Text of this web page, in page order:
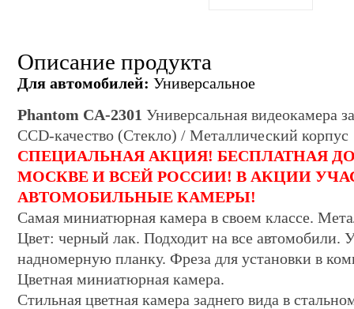
Описание продукта
Для автомобилей: Универсальное
Phantom CA-2301 Универсальная видеокамера
CCD-качество (Стекло) / Металлический корпус
СПЕЦИАЛЬНАЯ АКЦИЯ! БЕСПЛАТНАЯ
МОСКВЕ И ВСЕЙ РОССИИ! В АКЦИИ
АВТОМОБИЛЬНЫЕ КАМЕРЫ!
Самая миниатюрная камера в своем классе.
Цвет: черный лак. Подходит на все автомобили.
надномерную планку. Фреза для установки в
Цветная миниатюрная камера.
Стильная цветная камера заднего вида в